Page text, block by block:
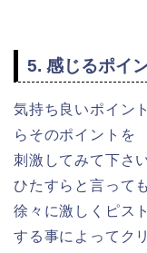
5. 感じるポイ
気持ち良いポイン
らそのポイントを
刺激してみて下さい
ひたすらと言って
徐々に激しくピス
する事によってク